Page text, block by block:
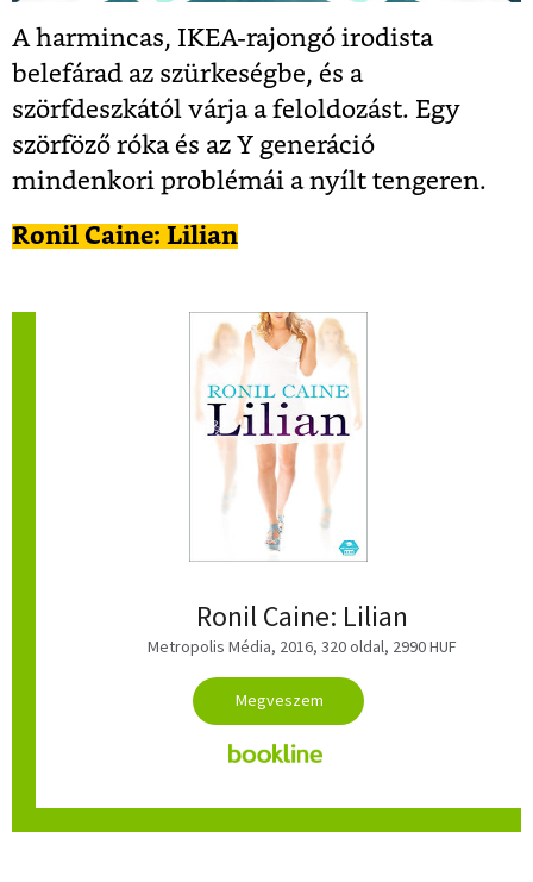
A harmincas, IKEA-rajongó irodista
belefárad az szürkeségbe, és a
szörfdeszkától várja a feloldozást. Egy
szörföző róka és az Y generáció
mindenkori problémái a nyílt tengeren.
Ronil Caine: Lilian
Ronil Caine: Lilian
Metropolis Média, 2016, 320 oldal, 2990 HUF